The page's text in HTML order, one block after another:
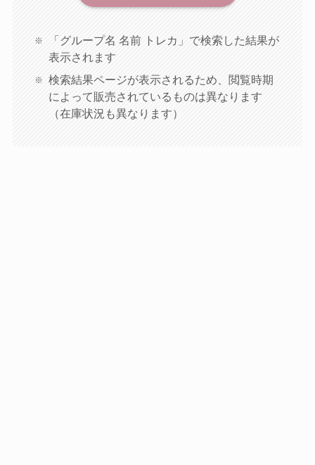
「グループ名 名前 トレカ」で検索した結果が
表示されます
検索結果ページが表示されるため、閲覧時期
によって販売されているものは異なります
（在庫状況も異なります）